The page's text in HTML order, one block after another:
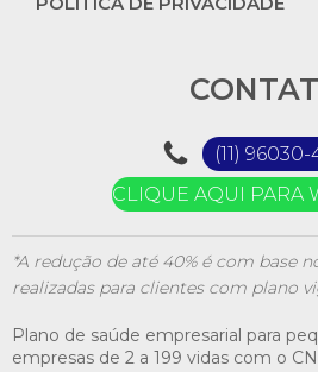
(11)
CLIQUE AQUI PARA
*A redução de até 40% é com base
realizadas para clientes com plano
Plano de saúde empresarial para
empresas de 2 a 199 vidas com o